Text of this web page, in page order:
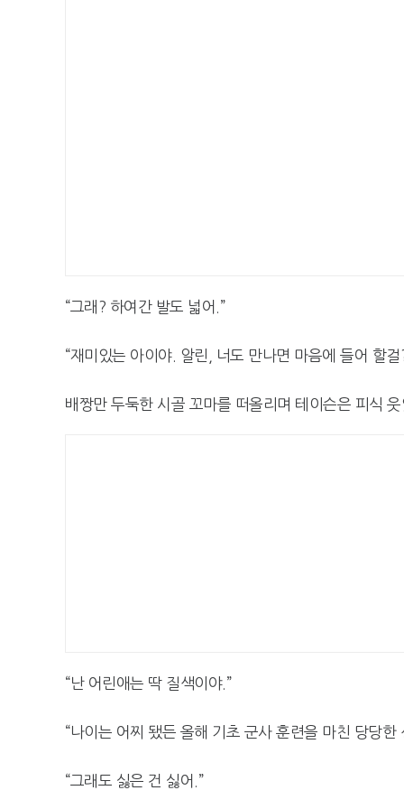
“그래? 하여간 발도 넓어.”
“재미있는 아이야. 알린, 너도 만나면 마음에 들어 할걸
배짱만 두둑한 시골 꼬마를 떠올리며 테이슨은 피식 웃
“난 어린애는 딱 질색이야.”
“나이는 어찌 됐든 올해 기초 군사 훈련을 마친 당당한
“그래도 싫은 건 싫어.”